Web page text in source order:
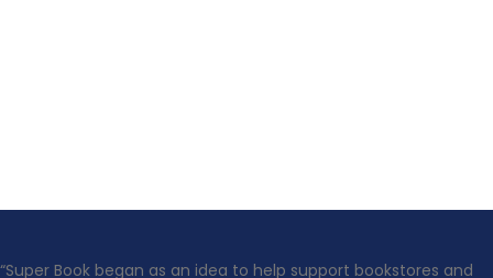
“Super Book began as an idea to help support bookstores and